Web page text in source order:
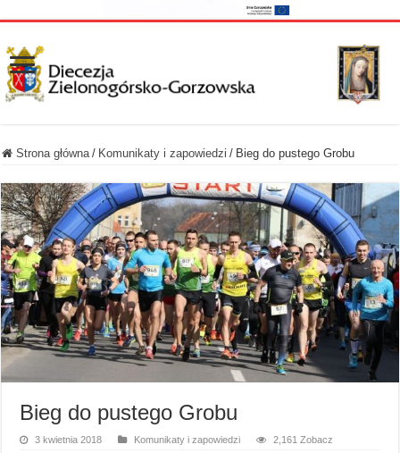
Strona główna / Komunikaty i zapowiedzi / Bieg do pustego Grobu
Bieg do pustego Grobu
3 kwietnia 2018 Komunikaty i zapowiedzi 2,161 Zobacz